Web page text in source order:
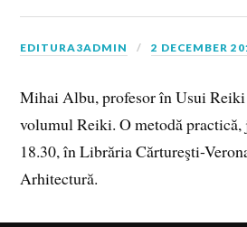
EDITURA3ADMIN 2 DECEMBER
Mihai Albu, profesor în Usui Reiki
volumul Reiki. O metodă
18.30, în Librăria Cărtureşti-
Arhitectură.